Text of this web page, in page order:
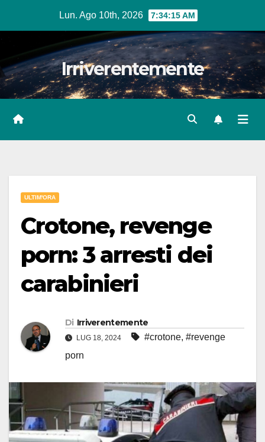
Lun. Ago 10th, 2026 7:34:17 AM
Irriverentemente
ULTIM'ORA
Crotone, revenge
porn: 3 arresti dei
carabinieri
Di Irriverentemente
LUG 18, 2024 #crotone, #revenge
porn